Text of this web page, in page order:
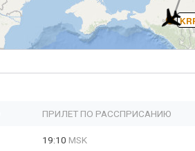
ПРИЛЕТ ПО РАССПРИСАНИЮ
19:10 MSK